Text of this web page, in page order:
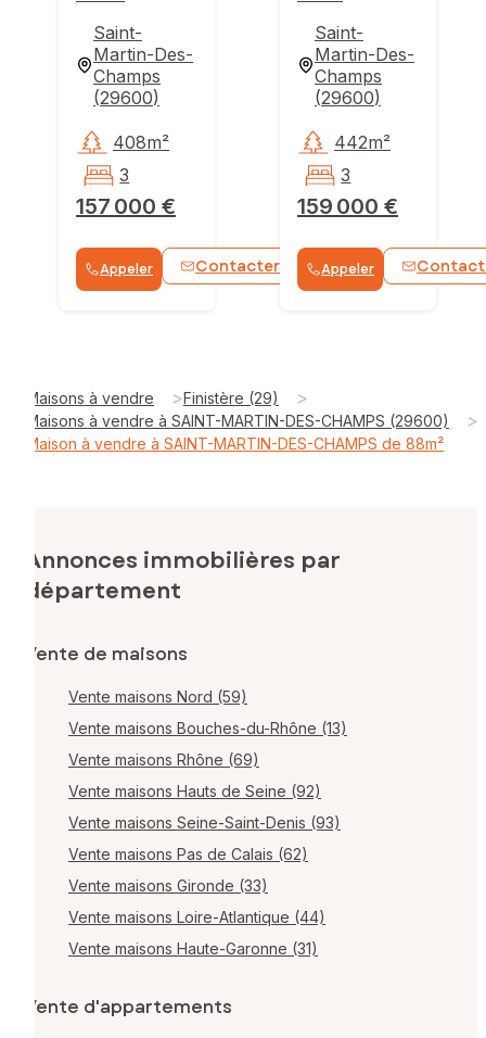
Saint-
Martin-Des-
Champs
(29600)
157 000 €
408m²
3
Appeler Contacter WhatsApp
Saint-
Martin-Des-
Champs
(29600)
159 000 €
442m²
3
Appeler
Maisons à vendre >Finistère (29) >
Maisons à vendre à SAINT-MARTIN-DES-CHAMPS (29600) >
Maison à vendre à SAINT-MARTIN-DES-CHAMPS de 88m²
Annonces immobilières par
département
Vente de maisons
Vente maisons Nord (59)
Vente maisons Bouches-du-Rhône (13)
Vente maisons Rhône (69)
Vente maisons Hauts de Seine (92)
Vente maisons Seine-Saint-Denis (93)
Vente maisons Pas de Calais (62)
Vente maisons Gironde (33)
Vente maisons Loire-Atlantique (44)
Vente maisons Haute-Garonne (31)
Vente d'appartements